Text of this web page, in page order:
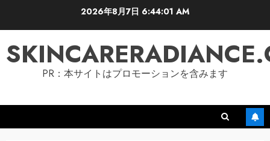
2026年8月7日 6:44:02 AM
PR：本サイトはプロモーションを含みます